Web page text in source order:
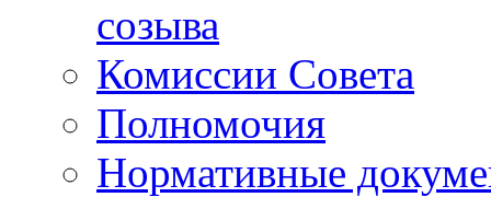
созыва
Комиссии Совета
Полномочия
Нормативные